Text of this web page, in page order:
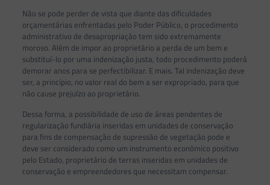
Não se pode perder de vista que diante das dificuldades
orçamentárias enfrentadas pelo Poder Público, o procedimento
administrativo de desapropriação tem sido extremamente
moroso. Além de impor ao proprietário a perda de um bem e
substituí-lo por uma indenização justa, todo procedimento poderá
demorar anos para se perfectibilizar. E mais. Tal indenização deve
ser, a princípio, no valor real do bem a ser expropriado, para que
não cause prejuízo ao proprietário.
Dessa forma, a possibilidade de uso de áreas pendentes de
regularização fundiária inseridas em unidades de conservação
para fins de compensação de supressão de vegetação pode e
deve ser considerado como um instrumento econômico positivo
pelo Estado, proprietário de terras inseridas em unidades de
conservação e empreendedores que necessitam compensar.